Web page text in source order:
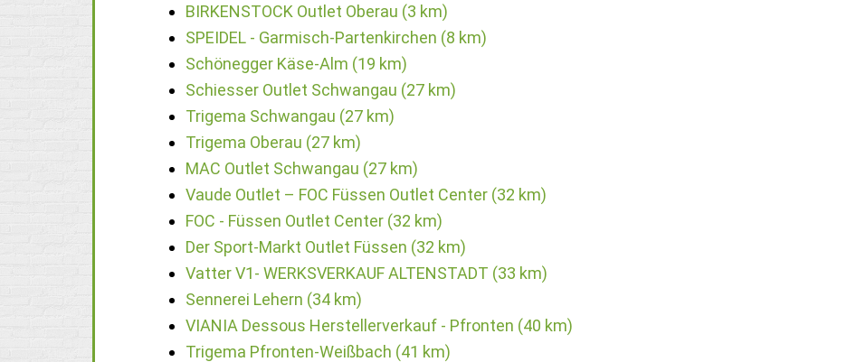
BIRKENSTOCK Outlet Oberau (3 km)
SPEIDEL - Garmisch-Partenkirchen (8 km)
Schönegger Käse-Alm (19 km)
Schiesser Outlet Schwangau (27 km)
Trigema Schwangau (27 km)
Trigema Oberau (27 km)
MAC Outlet Schwangau (27 km)
Vaude Outlet – FOC Füssen Outlet Center (32 km)
FOC - Füssen Outlet Center (32 km)
Der Sport-Markt Outlet Füssen (32 km)
Vatter V1- WERKSVERKAUF ALTENSTADT (33 km)
Sennerei Lehern (34 km)
VIANIA Dessous Herstellerverkauf - Pfronten (40 km)
Trigema Pfronten-Weißbach (41 km)